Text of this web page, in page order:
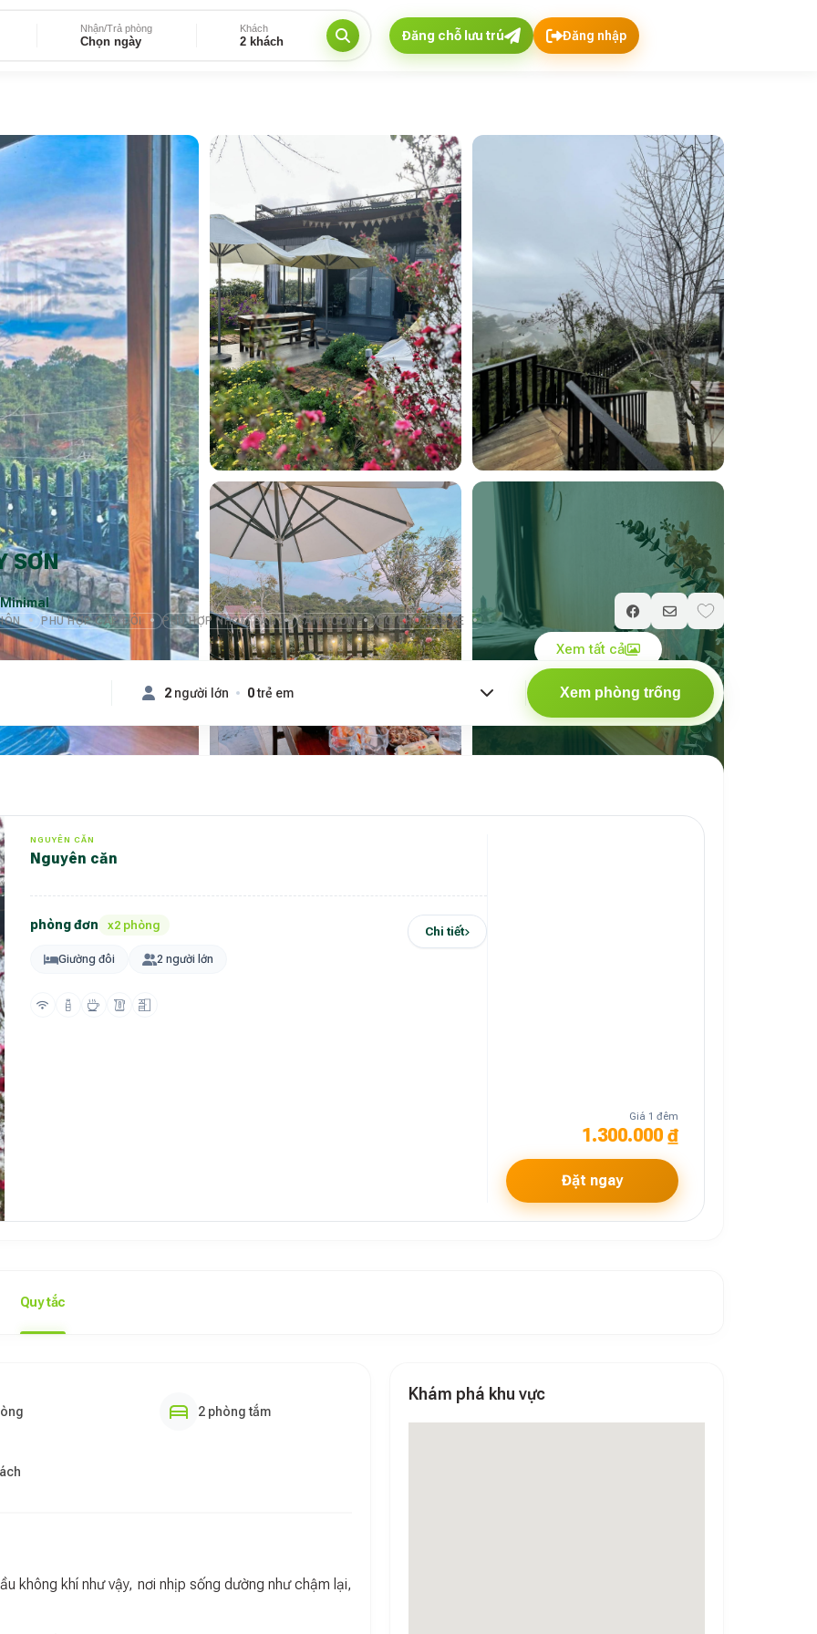
Nhận/Trả phòng
Chọn ngày
Khách
2 khách Đăng chỗ lưu trú Đăng nhập
Xem tất cả
SƠN
PHÙ HỢP CẶP ĐÔI PHÙ HỢP NHÓM BẠN SÂN VƯỜN CÓ CHỖ ĐẬU XE PHÙ HỢP NGHỈ DƯỠNG
Giá chỉ từ
1.000.000₫/ đêm
2 người lớn 0trẻ em Xem phòng trống
NGUYÊN CĂN
nguyên căn
phòng đơn x2 phòng
Giường đôi 2 người lớn
Chi tiết
Giá 1 đêm
1.300.000 ₫
Đặt ngay
Quy tắc
2 phòng tắm
không khí như vậy, nơi nhịp sống dường như chậm lại,
Khám phá khu vực